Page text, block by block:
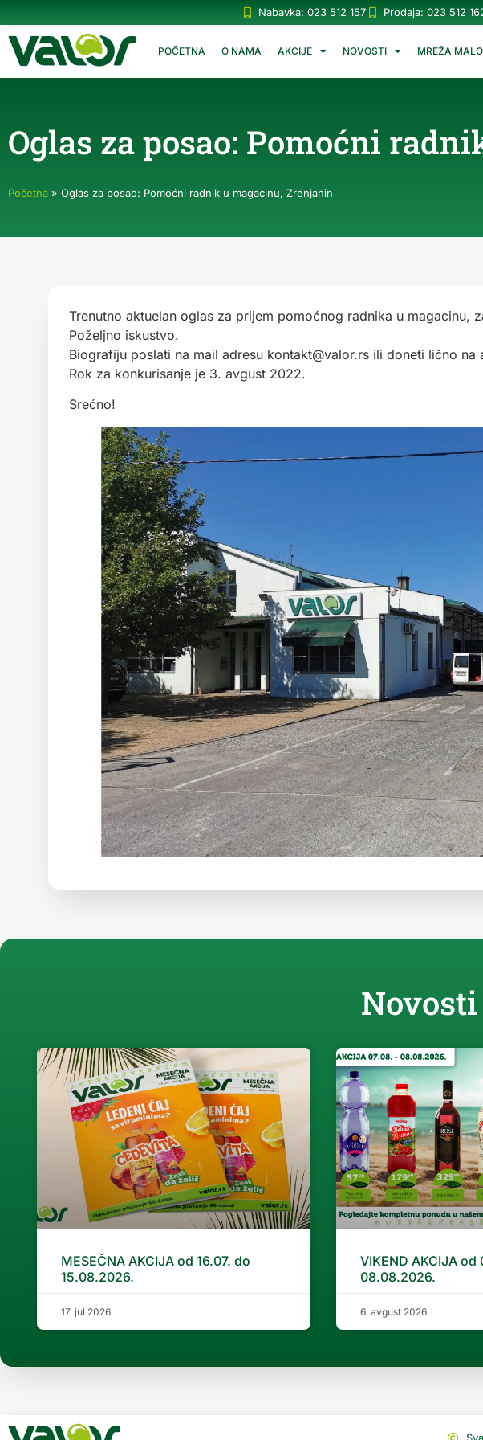
Nabavka: 023 512 157 Prodaja: 023 512
POČETNA O NAMA AKCIJE NOVOSTI MREŽA
Oglas za posao: Pomoćni
Početna » Oglas za posao: Pomoćni radnik u magacinu, Zrenjanin
Trenutno aktuelan oglas za prijem pomoćnog radnika u magacinu,
Poželjno iskustvo.
Biografiju poslati na mail adresu kontakt@valor.rs ili doneti lično na
Rok za konkurisanje je 3. avgust 2022.
Srećno!
MESEČNA AKCIJA od 16.07. do
15.08.2026.
17. jul 2026.
VIKEND AKCIJA od
08.08.2026.
6. avgust 2026.